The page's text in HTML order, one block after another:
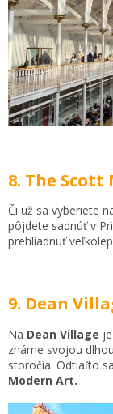
8. The
Či už sa vyberiete
pôjdete sadnúť v
prehliadnuť
9. Dean
Na Dean Village
známe svojou
storočia. Odtiaľto
Modern Art.